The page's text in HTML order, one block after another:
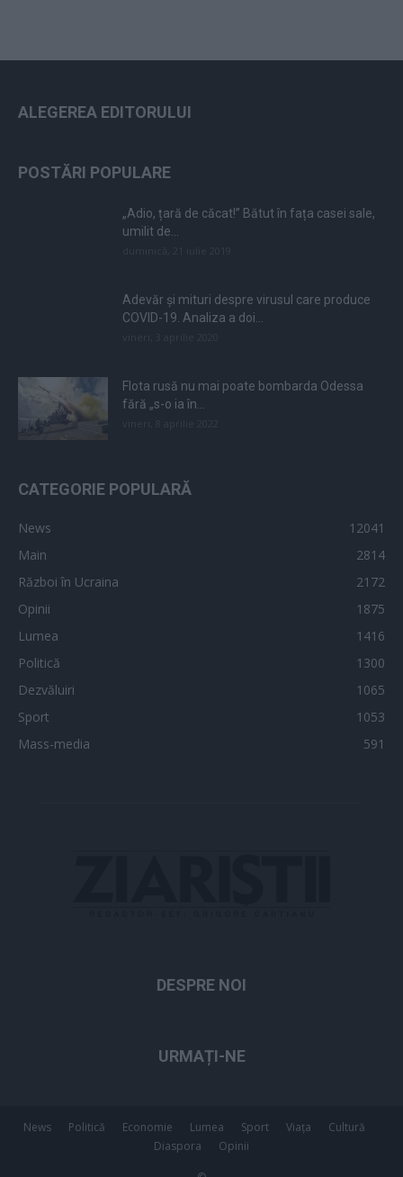
ALEGEREA EDITORULUI
POSTĂRI POPULARE
„Adio, țară de căcat!” Bătut în fața casei sale,
umilit de...
Adevăr și mituri despre virusul care produce
COVID-19. Analiza a doi...
Flota rusă nu mai poate bombarda Odessa
fără „s-o ia în...
CATEGORIE POPULARĂ
News
12041
Main
2814
Război în Ucraina
2172
Opinii
1875
Lumea
1416
Politică
1300
Dezvăluiri
1065
Sport
1053
Mass-media
591
DESPRE NOI
URMAȚI-NE
News Politică Economie Lumea Sport Viața
Cultură
Diaspora
Opinii